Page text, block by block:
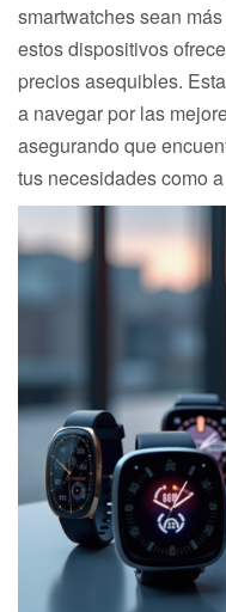
smartwatches sean
estos dispositivos
precios asequibles.
a navegar por las
asegurando que
tus necesidades como